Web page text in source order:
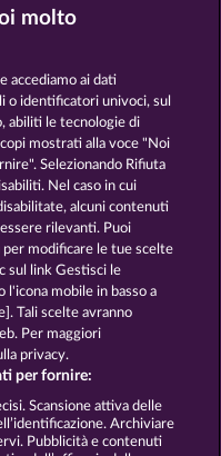
Note legali
di affiliazione
recesso
molto
accediamo ai dati
o identificatori univoci, sul
abiliti le tecnologie di
mostrati alla voce "Noi
Selezionando Rifiuta
Nel caso in cui
alcuni contenuti
rilevanti. Puoi
modificare le tue scelte
sul link Gestisci le
l'icona mobile in basso a
Tali scelte avranno
Per maggiori
privacy.
per fornire:
Scansione attiva delle
Archiviare
Pubblicità e contenuti